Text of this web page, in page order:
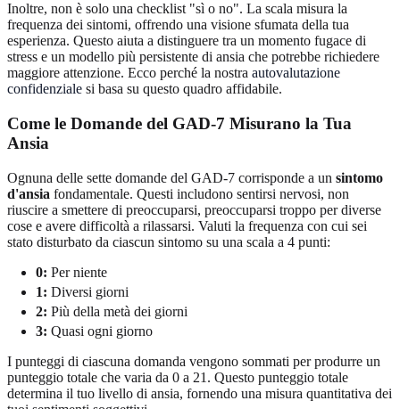
Inoltre, non è solo una checklist "sì o no". La scala misura la
frequenza dei sintomi, offrendo una visione sfumata della tua
esperienza. Questo aiuta a distinguere tra un momento fugace di
stress e un modello più persistente di ansia che potrebbe richiedere
maggiore attenzione. Ecco perché la nostra autovalutazione
confidenziale si basa su questo quadro affidabile.
Come le Domande del GAD-7 Misurano la Tua
Ansia
Ognuna delle sette domande del GAD-7 corrisponde a un sintomo
d'ansia fondamentale. Questi includono sentirsi nervosi, non
riuscire a smettere di preoccuparsi, preoccuparsi troppo per diverse
cose e avere difficoltà a rilassarsi. Valuti la frequenza con cui sei
stato disturbato da ciascun sintomo su una scala a 4 punti:
0: Per niente
1: Diversi giorni
2: Più della metà dei giorni
3: Quasi ogni giorno
I punteggi di ciascuna domanda vengono sommati per produrre un
punteggio totale che varia da 0 a 21. Questo punteggio totale
determina il tuo livello di ansia, fornendo una misura quantitativa dei